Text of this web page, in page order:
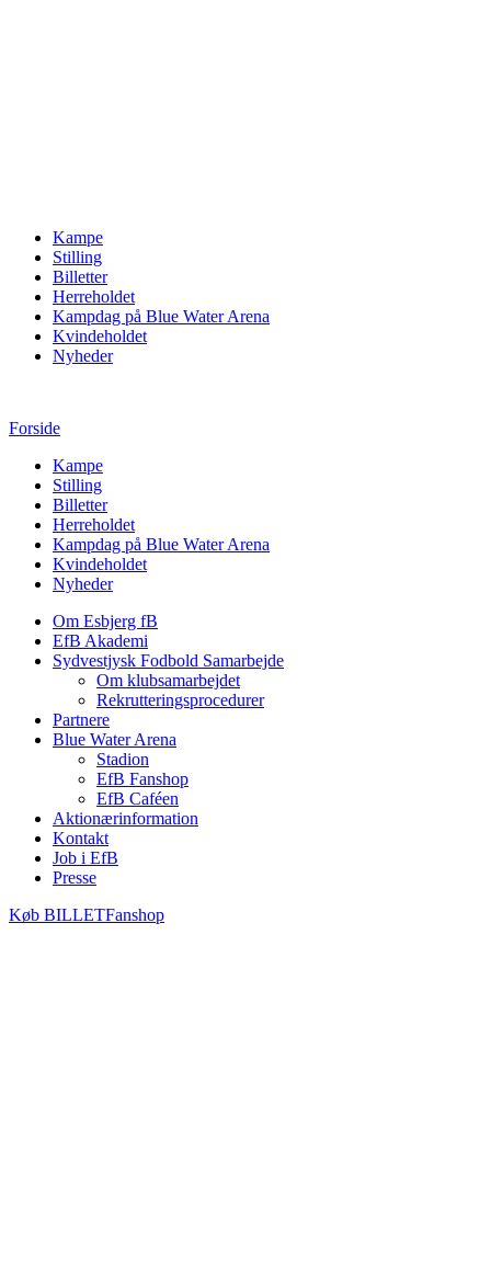
Kampe
Stilling
Billetter
Herreholdet
Kampdag på Blue Water Arena
Kvindeholdet
Nyheder
Forside
Kampe
Stilling
Billetter
Herreholdet
Kampdag på Blue Water Arena
Kvindeholdet
Nyheder
Om Esbjerg fB
EfB Akademi
Sydvestjysk Fodbold Samarbejde
Om klubsamarbejdet
Rekrutteringsprocedurer
Partnere
Blue Water Arena
Stadion
EfB Fanshop
EfB Caféen
Aktionærinformation
Kontakt
Job i EfB
Presse
Køb BILLETFanshop